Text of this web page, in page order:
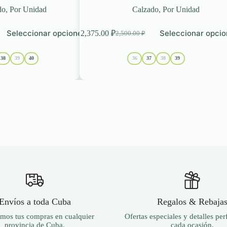
,Por Unidad
Seleccionar opciones
38 39 40
Calzado,Por Unidad
2,500.00₽
El
original
2,375.00 ₽
El
actual
Seleccionar
producto
opciones
36 37 38 39
a toda Cuba
tus compras en cualquier
provincia de Cuba.
Regalos & Rebajas
Ofertas especiales y detalles
cada ocasión.